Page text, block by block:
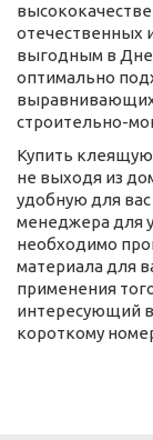
отечественных
выгодным в
оптимально
строительно-
Купить клеящую
не выходя из
удобную для
менеджера для
необходимо
материала для
применения
интересующий
короткому